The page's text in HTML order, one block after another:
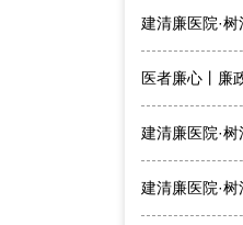
建清廉医院·
医者廉心丨廉
建清廉医院·
建清廉医院·